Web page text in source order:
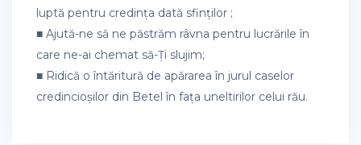
luptă pentru credința dată sfinților ;
■ Ajută-ne să ne păstrăm râvna pentru lucrările în
care ne-ai chemat să-Ți slujim;
■ Ridică o întăritură de apărarea în jurul caselor
credincioșilor din Betel în fața uneltirilor celui rău.